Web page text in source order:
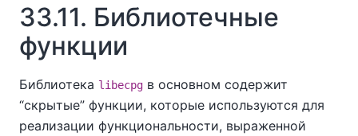
33.11. Библиотечные
функции
Библиотека libecpg в основном содержит
“скрытые” функции, которые используются для
реализации функциональности, выраженной